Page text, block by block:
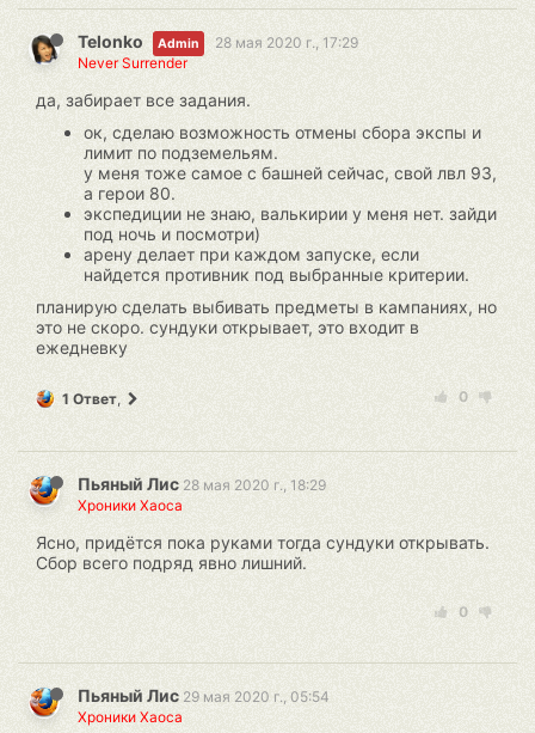
Telonko Admin
28 мая 2020 г., 17:29
Never Surrender
да, забирает все задания.
ок, сделаю возможность отмены сбора экспы и
лимит по подземельям.
у меня тоже самое с башней сейчас, свой лвл 93,
а герои 80.
экспедиции не знаю, валькирии у меня нет. зайди
под ночь и посмотри)
арену делает при каждом запуске, если
найдется противник под выбранные критерии.
планирую сделать выбивать предметы в кампаниях, но
это не скоро. сундуки открывает, это входит в
ежедневку
0
1 Ответ,
Пьяный Лис 28 мая 2020 г., 18:29
Хроники Хаоса
Ясно, придётся пока руками тогда сундуки открывать.
Сбор всего подряд явно лишний.
0
Пьяный Лис 29 мая 2020 г., 05:54
Хроники Хаоса